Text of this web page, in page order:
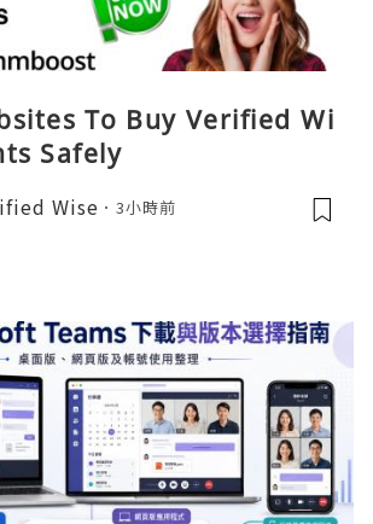
To Buy Verified Wi
Safely
Wise 3小時前